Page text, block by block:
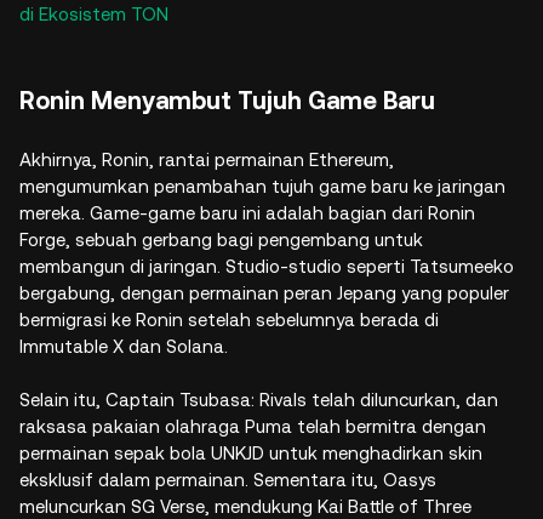
di Ekosistem TON
Ronin Menyambut Tujuh Game Baru
Akhirnya, Ronin, rantai permainan Ethereum,
mengumumkan penambahan tujuh game baru ke jaringan
mereka. Game-game baru ini adalah bagian dari Ronin
Forge, sebuah gerbang bagi pengembang untuk
membangun di jaringan. Studio-studio seperti Tatsumeeko
bergabung, dengan permainan peran Jepang yang populer
bermigrasi ke Ronin setelah sebelumnya berada di
Immutable X dan Solana.
Selain itu, Captain Tsubasa: Rivals telah diluncurkan, dan
raksasa pakaian olahraga Puma telah bermitra dengan
permainan sepak bola UNKJD untuk menghadirkan skin
eksklusif dalam permainan. Sementara itu, Oasys
meluncurkan SG Verse, mendukung Kai Battle of Three